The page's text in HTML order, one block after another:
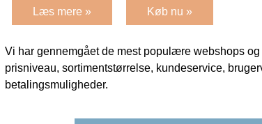
Læs mere » Køb nu »
Vi har gennemgået de mest populære webshops
prisniveau, sortimentstørrelse, kundeservice,
betalingsmuligheder.